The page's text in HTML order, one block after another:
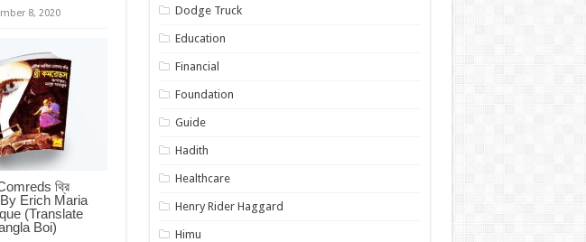
8, 2020
থ্রি
By Erich Maria
(Translate
Boi)
Dodge Truck
Education
Financial
Foundation
Guide
Hadith
Healthcare
Henry Rider Haggard
Himu